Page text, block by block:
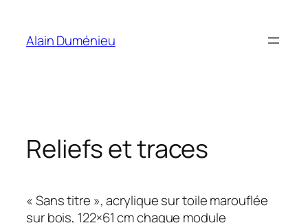
contenu
Alain Duménieu
Reliefs et traces
« Sans titre », acrylique sur toile marouflée
sur bois, 122×61 cm chaque module